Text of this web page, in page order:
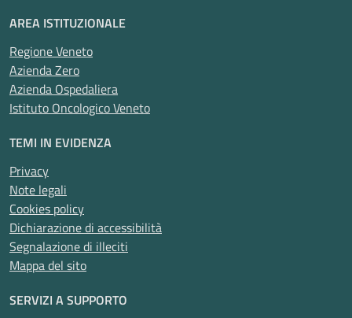
AREA ISTITUZIONALE
Regione Veneto
Azienda Zero
Azienda Ospedaliera
Istituto Oncologico Veneto
TEMI IN EVIDENZA
Privacy
Note legali
Cookies policy
Dichiarazione di accessibilità
Segnalazione di illeciti
Mappa del sito
SERVIZI A SUPPORTO